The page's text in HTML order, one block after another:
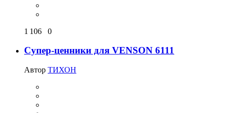
1 106 0
Супер-ценники для VENSON 6111
Автор ТИХОН